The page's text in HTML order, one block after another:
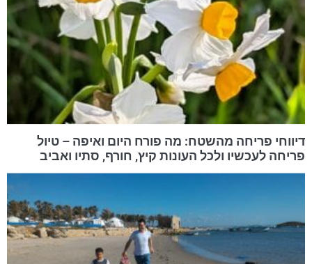
דיווחי פריחה מהשטח: מה פורח היום ואיפה – טיול
פריחה לעכשיו ולכל העונות קיץ, חורף, סתיו ואביב